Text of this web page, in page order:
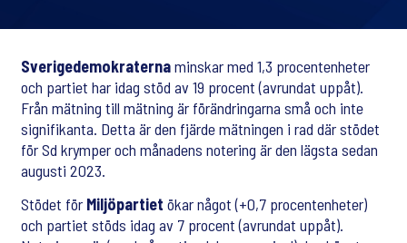
Sverigedemokraternaminskar med 1,3 procentenheter
och partiet har idag stöd av 19 procent (avrundat uppåt).
Från mätning till mätning är förändringarna små och inte
signifikanta. Detta är den fjärde mätningen i rad där stödet
för Sd krymper och månadens notering är den lägsta sedan
augusti 2023.
Stödet för Miljöpartiet ökar något (+0,7 procentenheter)
och partiet stöds idag av 7 procent (avrundat uppåt).